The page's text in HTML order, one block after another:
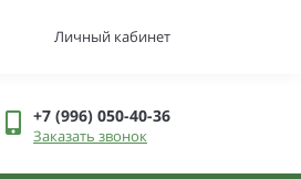
Личный кабинет
+7 (996) 050-40-36
Заказать звонок